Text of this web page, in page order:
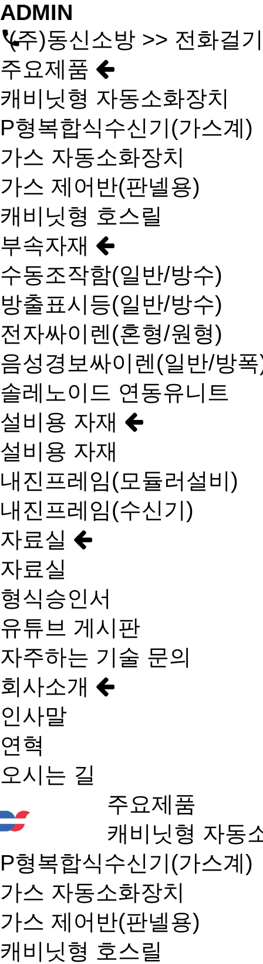
ADMIN
(주)동신소방 >> 전화걸
주요제품
캐비닛형 자동소화장치
P형복합식수신기(가스계)
가스 자동소화장치
가스 제어반(판넬용)
캐비닛형 호스릴
부속자재
수동조작함(일반/방수)
방출표시등(일반/방수)
전자싸이렌(혼형/원형)
음성경보싸이렌(일반/방
솔레노이드 연동유니트
설비용 자재
설비용 자재
내진프레임(모듈러설비)
내진프레임(수신기)
자료실
자료실
형식승인서
유튜브 게시판
자주하는 기술 문의
회사소개
인사말
연혁
오시는 길
주요제품
캐비닛형 자동
P형복합식수신기(가스계)
가스 자동소화장치
가스 제어반(판넬용)
캐비닛형 호스릴